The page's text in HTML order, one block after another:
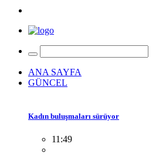
ANA SAYFA
GÜNCEL
Kadın buluşmaları sürüyor
11:49